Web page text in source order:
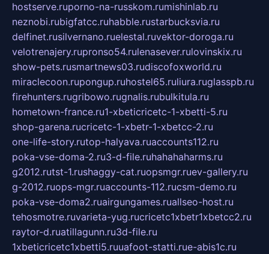
hostserve.ruporno-na-russkom.rumishinlab.ru
neznobi.rubigfatcc.ruhabble.rustarbucksvia.ru
delfinet.rusilvernano.ruelestal.ruvektor-doroga.ru
velotrenajery.rupronso54.rulenasever.rulovinskix.ru
show-pets.rusmartnews03.rudiscofoxworld.ru
miraclecoon.rupongup.ruhostel65.ruliura.ruglasspb.ru
firehunters.rugribowo.rugnalis.rubulkitula.ru
hometown-france.ru1-xbeticricetc-1-xbetti-5.ru
shop-garena.rucricetc-1-xbetr-1-xbetcc-2.ru
one-life-story.rutop-halyava.ruaccounts112.ru
poka-vse-doma-2.ru3-d-file.ruhahahaharms.ru
g2012.rutst-1.rushaggy-cat.ruopsmgr.ruev-gallery.ru
g-2012.ruops-mgr.ruaccounts-112.rucsm-demo.ru
poka-vse-doma2.ruairgungames.ruallseo-host.ru
tehosmotre.ruvarieta-yug.rucricetc1xbetr1xbetcc2.ru
raytor-d.ruatillagunn.ru3d-file.ru
1xbeticricetc1xbetti5.ruuafoot-statti.rue-abis1c.ru